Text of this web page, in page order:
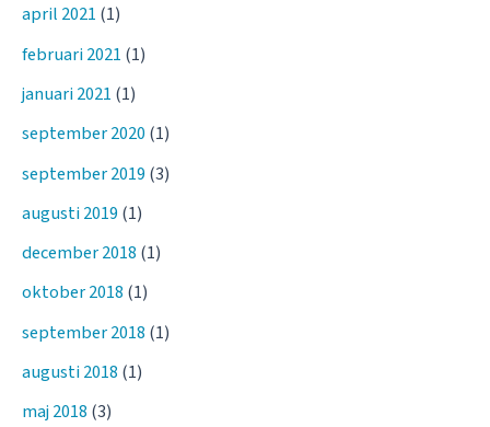
april 2021 (1)
februari 2021 (1)
januari 2021 (1)
september 2020 (1)
september 2019 (3)
augusti 2019 (1)
december 2018 (1)
oktober 2018 (1)
september 2018 (1)
augusti 2018 (1)
maj 2018 (3)